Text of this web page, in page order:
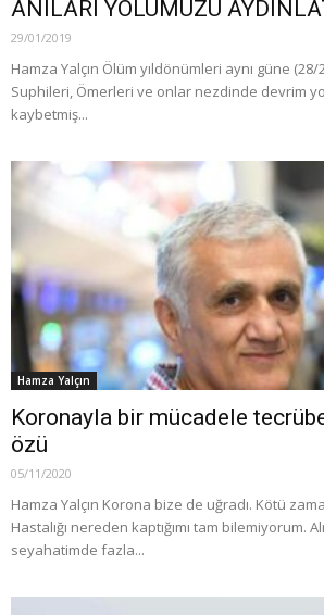
ANILARI YOLUMUZU
29/01/2019
Hamza Yalçın Ölüm yıldönümleri aynı güne
Suphileri, Ömerleri ve onlar nezdinde devrim
kaybetmiş...
Hamza Yalçın
Koronayla bir mücadele
özü
05/11/2020
Hamza Yalçın Korona bize de uğradı. Kötü
Hastalığı nereden kaptığımı tam bilemiyorum.
seyahatimde fazla...